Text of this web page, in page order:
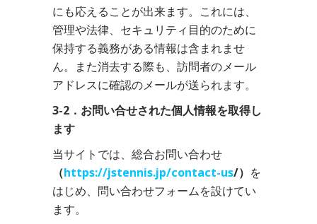
にも応えることが出来ます。これには、
管理や法律、セキュリティ目的のために
保持する義務がある情報は含まれませ
ん。また消去する際も、訪問者のメール
アドレスに確認のメールが送られます。
3-2．お問い合せされた個人情報を取得し
ます
当サイトでは、総合お問い合わせ
（https://jstennis.jp/contact-us/） を
はじめ、問い合わせフォームを設けてい
ます。